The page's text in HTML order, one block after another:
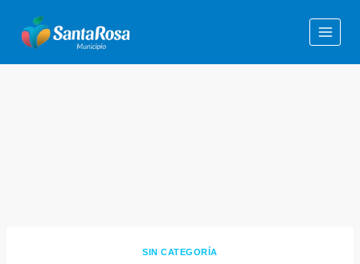
SIN CATEGORÍA